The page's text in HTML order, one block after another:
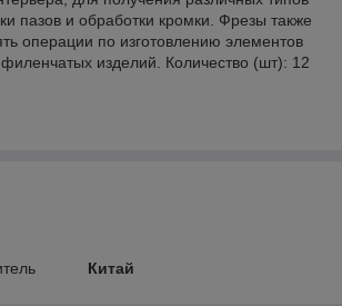
пазов и обработки кромки. Фрезы также
операции по изготовлению элементов
изделий. Количество (шт): 12
Китай